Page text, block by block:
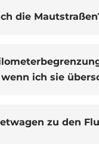
die
ich sie
zu den